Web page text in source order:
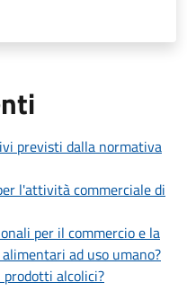
previsti dalla normativa
l'attività commerciale di
per il commercio e la
ad uso umano?
prodotti alcolici?